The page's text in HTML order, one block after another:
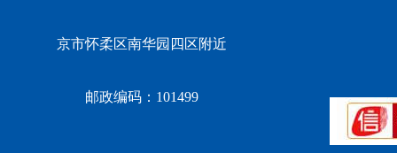
京市怀柔区南华园四区附近
邮政编码：101499